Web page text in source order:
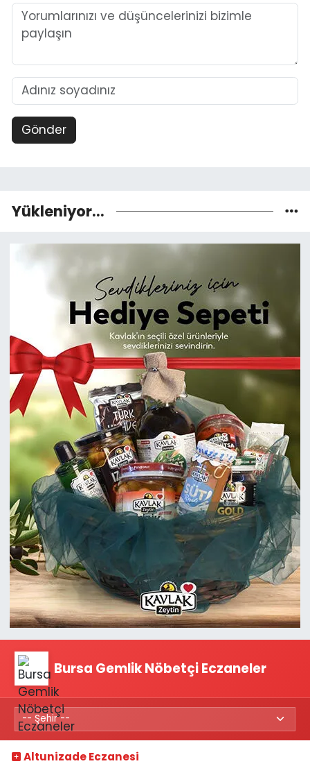
Gönder
Yükleniyor...
Bursa Gemlik Nöbetçi Eczaneler
Altunizade Eczanesi